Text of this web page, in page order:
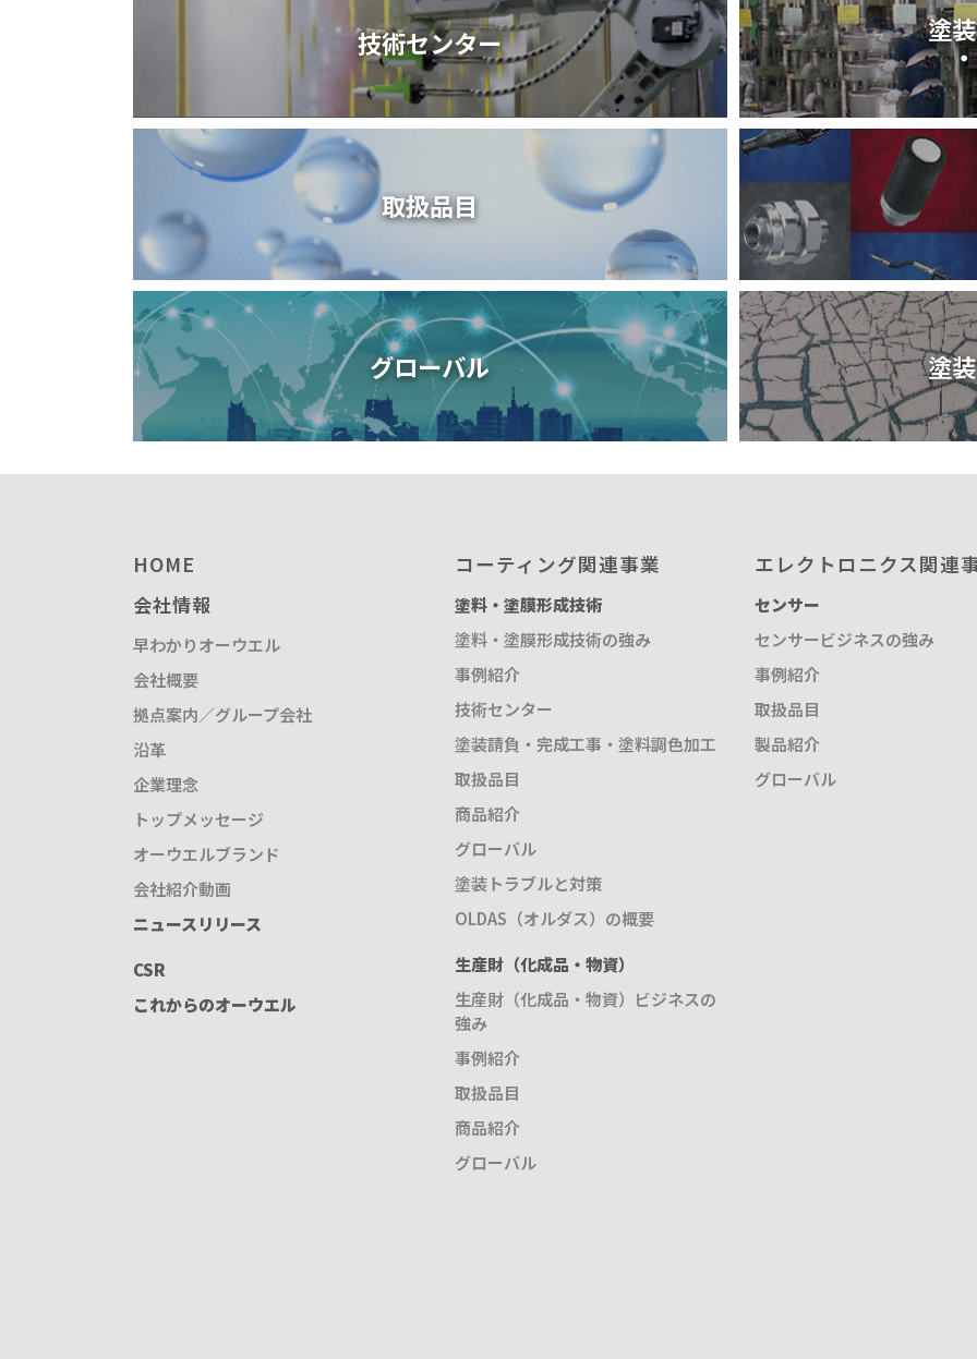
技術センター
塗
取扱品目
グローバル 塗
HOME
会社情報
早わかりオーウエル
会社概要
拠点案内／グループ会社
沿革
企業理念
トップメッセージ
オーウエルブランド
会社紹介動画
ニュースリリース
CSR
これからのオーウエル
コーティング関連事業
塗料・塗膜形成技術
塗料・塗膜形成技術の強み
事例紹介
技術センター
塗装請負・完成工事・塗料調色加工
取扱品目
商品紹介
グローバル
塗装トラブルと対策
OLDAS（オルダス）の概要
生産財（化成品・物資）
生産財（化成品・物資）ビジネスの
強み
事例紹介
取扱品目
商品紹介
グローバル
エレクトロニクス関連
センサー
センサービジネスの強み
事例紹介
取扱品目
製品紹介
グローバル